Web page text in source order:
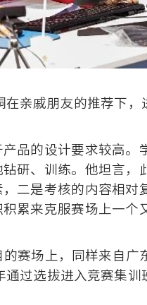
亲戚朋友的推荐下
品的设计要求较高
研、训练。他坦言
二是考核的内容相
累来克服赛场上一
赛场上，同样来自
过选拔进入竞赛集